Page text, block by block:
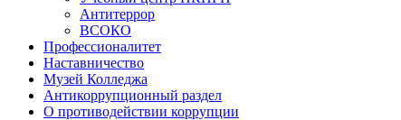
Антитеррор
ВСОКО
Профессионалитет
Наставничество
Музей Колледжа
Антикоррупционный раздел
О противодействии коррупции